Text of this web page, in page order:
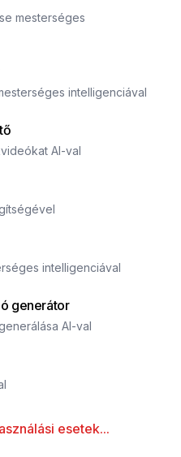
mesterséges
intelligenciával
AI-val
intelligenciával
generátor
AI-val
esetek...